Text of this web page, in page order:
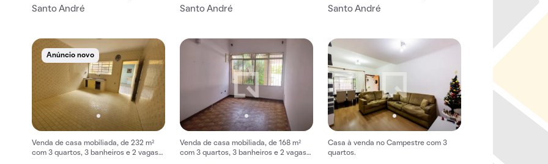
Santo André
Santo André
Santo André
Anúncio novo
Venda de casa mobiliada, de 232 m²
com 3 quartos, 3 banheiros e 2 vagas
Venda de casa mobiliada, de 168 m²
com 3 quartos, 3 banheiros e 2 vagas
Casa à venda no Campestre com 3
quartos.